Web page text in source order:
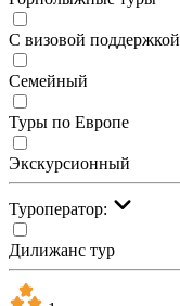
С визовой поддержкой
Семейный
Туры по Европе
Экскурсионный
Туроператор:
Дилижанс тур